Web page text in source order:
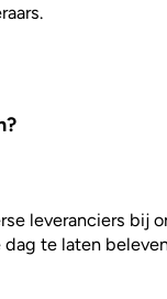
leveranciers bij
te laten